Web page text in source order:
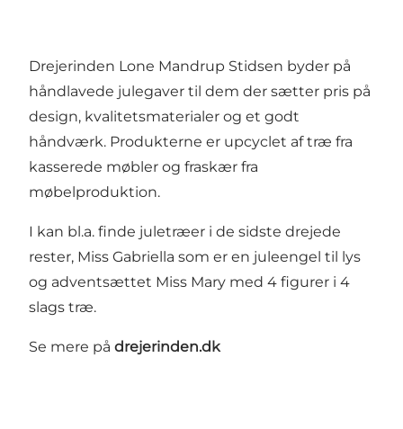
Drejerinden Lone Mandrup Stidsen byder på
håndlavede julegaver til dem der sætter pris på
design, kvalitetsmaterialer og et godt
håndværk. Produkterne er upcyclet af træ fra
kasserede møbler og fraskær fra
møbelproduktion.
I kan bl.a. finde juletræer i de sidste drejede
rester, Miss Gabriella som er en juleengel til lys
og adventsættet Miss Mary med 4 figurer i 4
slags træ.
Se mere på drejerinden.dk